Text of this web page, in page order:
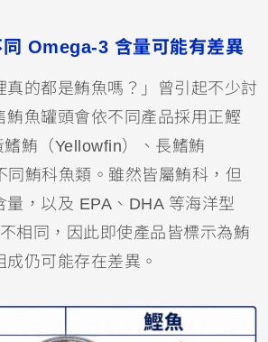
Omega-3 含量可能有差異
真的都是鮪魚嗎？」曾引起不少討
鮪魚罐頭會依不同產品採用正鰹
鰭鮪（Yellowfin）、長鰭鮪
同鮪科魚類。雖然皆屬鮪科，但
量，以及 EPA、DHA 等海洋型
相同，因此即使產品皆標示為鮪
仍可能存在差異。